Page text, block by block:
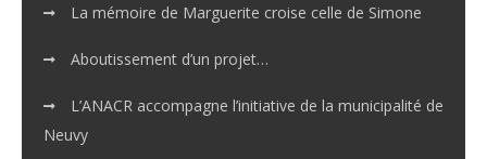
La mémoire de Marguerite croise celle de Simone
Aboutissement d’un projet…
L’ANACR accompagne l’initiative de la municipalité de
Neuvy